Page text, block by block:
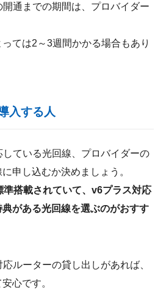
通までの期間は、プロバイダー
ては2～3週間かかる場合もあり
入する人
している光回線、プロバイダーの
申し込むか決めましょう。
準搭載されていて、v6プラス対応
がある光回線を選ぶのがおすす
ルーターの貸し出しがあれば、
心です。